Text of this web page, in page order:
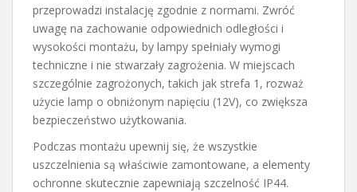
przeprowadzi instalację zgodnie z normami. Zwróć
uwagę na zachowanie odpowiednich odległości i
wysokości montażu, by lampy spełniały wymogi
techniczne i nie stwarzały zagrożenia. W miejscach
szczególnie zagrożonych, takich jak strefa 1, rozważ
użycie lamp o obniżonym napięciu (12V), co zwiększa
bezpieczeństwo użytkowania.
Podczas montażu upewnij się, że wszystkie
uszczelnienia są właściwie zamontowane, a elementy
ochronne skutecznie zapewniają szczelność IP44.